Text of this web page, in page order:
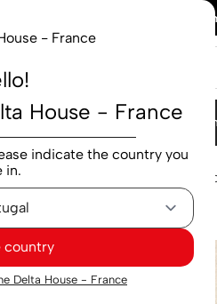
- France
House - France
indicate the country you
in.
country
Delta House - France
Notre
Cafés Capsules
aux légumes Boisson à